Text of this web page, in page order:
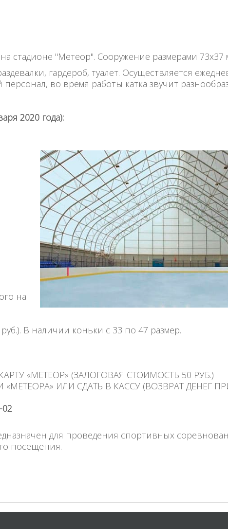
стадионе "Метеор". Сооружение размерами 73х37
гардероб, туалет. Осуществляется
во время работы катка звучит
2020 года):
на
В наличии коньки с 33 по 47 размер.
«МЕТЕОР» (ЗАЛОГОВАЯ СТОИМОСТЬ 50 РУБ.)
ИЛИ СДАТЬ В КАССУ (ВОЗВРАТ ДЕНЕГ
для проведения спортивных
посещения.